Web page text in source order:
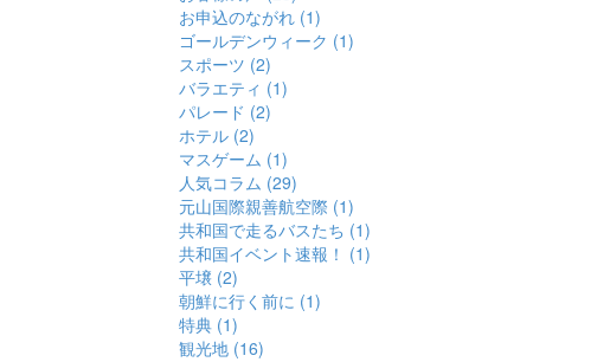
お申込のながれ (1)
ゴールデンウィーク (1)
スポーツ (2)
バラエティ (1)
パレード (2)
ホテル (2)
マスゲーム (1)
人気コラム (29)
元山国際親善航空際 (1)
共和国で走るバスたち (1)
共和国イベント速報！ (1)
平壌 (2)
朝鮮に行く前に (1)
特典 (1)
観光地 (16)